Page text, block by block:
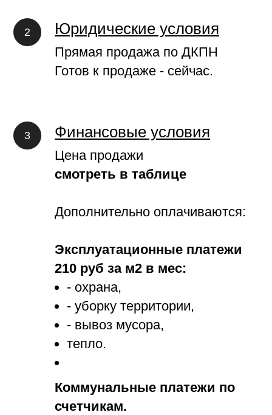
Юридические условия
Прямая продажа по ДКПН
Готов к продаже - сейчас.
Финансовые условия
Цена продажи
смотреть в таблице
Дополнительно оплачиваются:
Эксплуатационные платежи
210 руб за м2 в мес:
- охрана,
- уборку территории,
- вывоз мусора,
тепло.
Коммунальные платежи по
счетчикам.